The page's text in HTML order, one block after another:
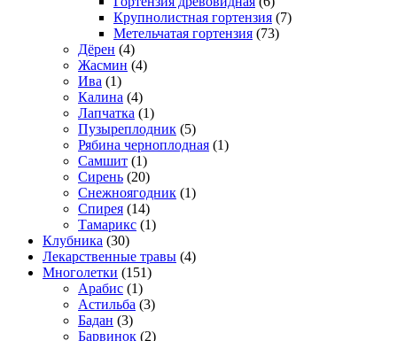
Крупнолистная гортензия (7)
Метельчатая гортензия (73)
Дёрен (4)
Жасмин (4)
Ива (1)
Калина (4)
Лапчатка (1)
Пузыреплодник (5)
Рябина черноплодная (1)
Самшит (1)
Сирень (20)
Снежноягодник (1)
Спирея (14)
Тамарикс (1)
Клубника (30)
Лекарственные травы (4)
Многолетки (151)
Арабис (1)
Астильба (3)
Бадан (3)
Барвинок (2)